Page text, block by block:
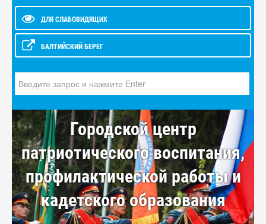
ДЛЯ СЛАБОВИДЯЩИХ
БАЛТИЙСКИЙ БЕРЕГ
Городской центр
патриотического воспитания,
профилактической работы и
кадетского образования